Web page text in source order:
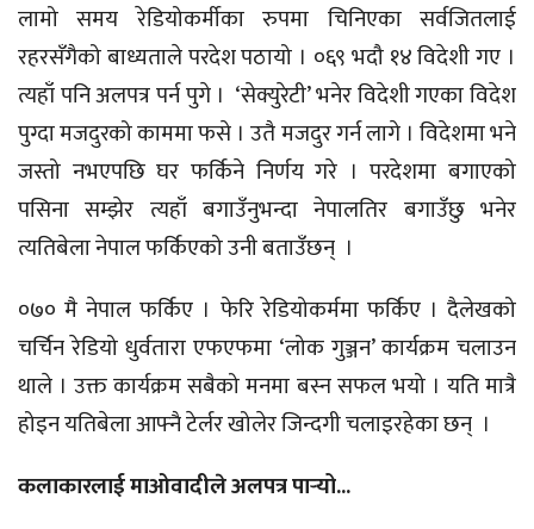
लामो समय रेडियोकर्मीका रुपमा चिनिएका सर्वजितलाई
रहरसँगैको बाध्यताले परदेश पठायो । ०६९ भदौ १४ विदेशी गए ।
त्यहाँ पनि अलपत्र पर्न पुगे । ‘सेक्युरेटी’ भनेर विदेशी गएका विदेश
पुग्दा मजदुरको काममा फसे । उतै मजदुर गर्न लागे । विदेशमा भने
जस्तो नभएपछि घर फर्किने निर्णय गरे । परदेशमा बगाएको
पसिना सम्झेर त्यहाँ बगाउँनुभन्दा नेपालतिर बगाउँछु भनेर
त्यतिबेला नेपाल फर्किएको उनी बताउँछन् ।
०७० मै नेपाल फर्किए । फेरि रेडियोकर्ममा फर्किए । दैलेखको
चर्चिन रेडियो धुर्वतारा एफएफमा ‘लोक गुञ्जन’ कार्यक्रम चलाउन
थाले । उक्त कार्यक्रम सबैको मनमा बस्न सफल भयो । यति मात्रै
होइन यतिबेला आफ्नै टेर्लर खोलेर जिन्दगी चलाइरहेका छन् ।
कलाकारलाई माओवादीले अलपत्र पार्‍यो...